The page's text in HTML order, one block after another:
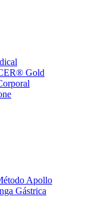
Gold
Apollo
Gástrica